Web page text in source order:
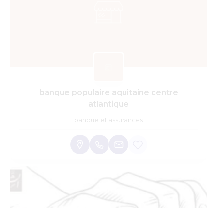
banque populaire aquitaine centre
atlantique
banque et assurances